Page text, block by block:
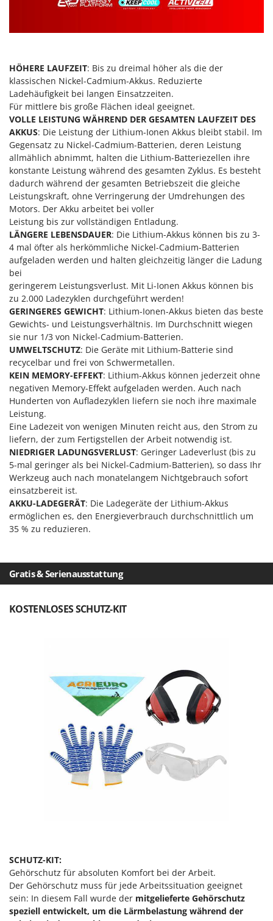
Mockmill
MOSA
MOVA
Mowox
MTD
N
New O.M.R.A.
Nilfisk
Ninja
Novatec
Novital
NuAir
O
Officine Savioli
Oliviero
Olix
OMA
Omas
Ompagrill
Ooni
Oriental Koshin
Outdoorchef
P
Palazzetti
Palumbo Pavi
Partisani
Philips
Pramac
Redback
Resto Italia
Ribimex
Ripartrak
Ritter
River Systems
Royal Food
Ryobi
S
S.T.P.
HÖHERE LAUFZEIT: Bis zu dreimal höher als die der
klassischen Nickel-Cadmium-Akkus. Reduzierte
Ladehäufigkeit bei langen Einsatzzeiten.
Für mittlere bis große Flächen ideal geeignet.
VOLLE LEISTUNG WÄHREND DER GESAMTEN LAUFZEIT DES
AKKUS: Die Leistung der Lithium-Ionen Akkus bleibt stabil. Im
Gegensatz zu Nickel-Cadmium-Batterien, deren Leistung
allmählich abnimmt, halten die Lithium-Batteriezellen ihre
konstante Leistung während des gesamten Zyklus. Es besteht
dadurch während der gesamten Betriebszeit die gleiche
Leistungskraft, ohne Verringerung der Umdrehungen des
Motors. Der Akku arbeitet bei voller
Leistung bis zur vollständigen Entladung.
LÄNGERE LEBENSDAUER: Die Lithium-Akkus können bis zu 3-
4 mal öfter als herkömmliche Nickel-Cadmium-Batterien
aufgeladen werden und halten gleichzeitig länger die Ladung
bei
geringerem Leistungsverlust. Mit Li-Ionen Akkus können bis
zu 2.000 Ladezyklen durchgeführt werden!
GERINGERES GEWICHT: Lithium-Ionen-Akkus bieten das beste
Gewichts- und Leistungsverhältnis. Im Durchschnitt wiegen
sie nur 1/3 von Nickel-Cadmium-Batterien.
UMWELTSCHUTZ: Die Geräte mit Lithium-Batterie sind
recycelbar und frei von Schwermetallen.
KEIN MEMORY-EFFEKT: Lithium-Akkus können jederzeit ohne
negativen Memory-Effekt aufgeladen werden. Auch nach
Hunderten von Aufladezyklen liefern sie noch ihre maximale
Leistung.
Eine Ladezeit von wenigen Minuten reicht aus, den Strom zu
liefern, der zum Fertigstellen der Arbeit notwendig ist.
NIEDRIGER LADUNGSVERLUST: Geringer Ladeverlust (bis zu
5-mal geringer als bei Nickel-Cadmium-Batterien), so dass Ihr
Werkzeug auch nach monatelangem Nichtgebrauch sofort
einsatzbereit ist.
AKKU-LADEGERÄT: Die Ladegeräte der Lithium-Akkus
ermöglichen es, den Energieverbrauch durchschnittlich um
35 % zu reduzieren.
Gratis & Serienausstattung
KOSTENLOSES SCHUTZ-KIT
SCHUTZ-KIT:
Gehörschutz für absoluten Komfort bei der Arbeit.
Der Gehörschutz muss für jede Arbeitssituation geeignet
sein: In diesem Fall wurde der mitgelieferte Gehörschutz
speziell entwickelt, um die Lärmbelastung während der